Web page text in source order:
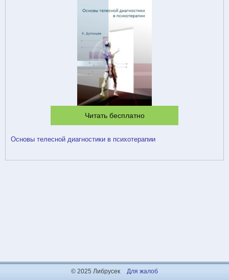
Читать бесплатно
Основы телесной диагностики в психотерапии
© 2025 Либрусек Для жалоб